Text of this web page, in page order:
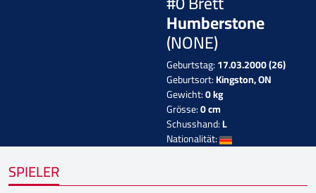
Humberstone
(NONE)
Geburtstag:17.03.2000 (26)
Geburtsort:Kingston, ON
Gewicht:0 kg
Grösse:0 cm
Schusshand:L
Nationalität:
SPIELER